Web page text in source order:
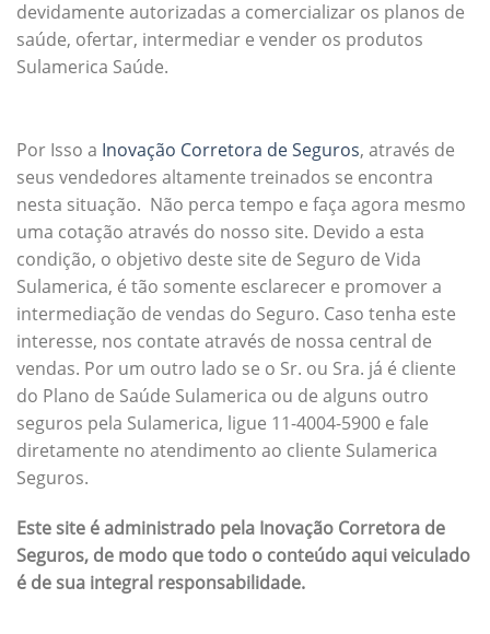
devidamente autorizadas a comercializar os planos de
saúde, ofertar, intermediar e vender os produtos
Sulamerica Saúde.
Por Isso a Inovação Corretora de Seguros, através de
seus vendedores altamente treinados se encontra
nesta situação. Não perca tempo e faça agora mesmo
uma cotação através do nosso site. Devido a esta
condição, o objetivo deste site de Seguro de Vida
Sulamerica, é tão somente esclarecer e promover a
intermediação de vendas do Seguro. Caso tenha este
interesse, nos contate através de nossa central de
vendas. Por um outro lado se o Sr. ou Sra. já é cliente
do Plano de Saúde Sulamerica ou de alguns outro
seguros pela Sulamerica, ligue 11-4004-5900 e fale
diretamente no atendimento ao cliente Sulamerica
Seguros.
Este site é administrado pela Inovação Corretora de
Seguros, de modo que todo o conteúdo aqui veiculado
é de sua integral responsabilidade.